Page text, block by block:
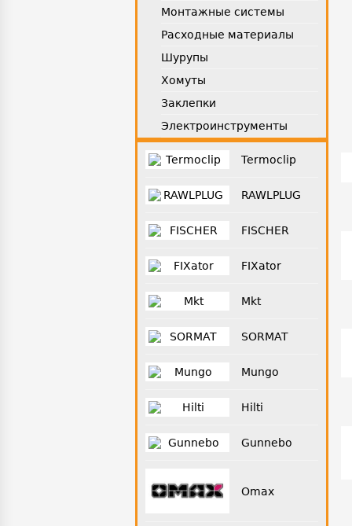
Монтажные системы
Расходные материалы
Шурупы
Хомуты
Заклепки
Электроинструменты
Termoclip
RAWLPLUG
FISCHER
FIXator
Mkt
SORMAT
Mungo
Hilti
Gunnebo
Omax